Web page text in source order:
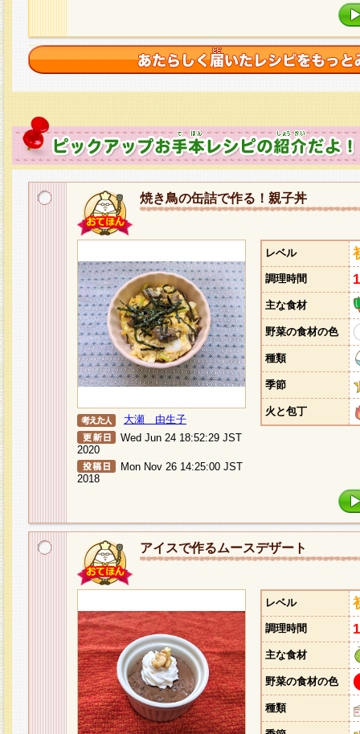
焼き鳥の缶詰で作る！親子丼
大瀬 由生子
Wed Jun 24 18:52:29 JST
2020
Mon Nov 26 14:25:00 JST
2018
レベル
調理時間
主な食材
野菜の食材の色
種類
季節
火と包丁
アイスで作るムースデザート
レベル
調理時間
主な食材
野菜の食材の色
種類